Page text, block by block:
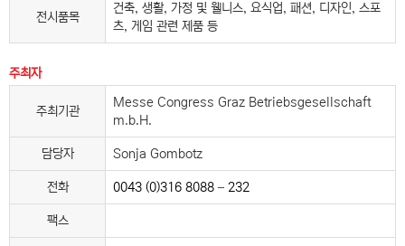
전시품목
건축, 생활, 가정 및 웰니스, 요식업, 패션, 디자인, 스포
츠, 게임 관련 제품 등
주최자
주최기관
Messe Congress Graz Betriebsgesellschaft
m.b.H.
담당자 Sonja Gombotz
전화 0043 (0)316 8088 – 232
팩스